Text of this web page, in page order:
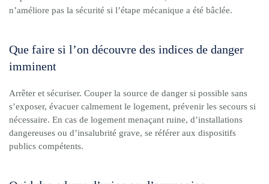
n’améliore pas la sécurité si l’étape mécanique a été bâclée.
Que faire si l’on découvre des indices de danger
imminent
Arrêter et sécuriser. Couper la source de danger si possible sans
s’exposer, évacuer calmement le logement, prévenir les secours si
nécessaire. En cas de logement menaçant ruine, d’installations
dangereuses ou d’insalubrité grave, se référer aux dispositifs
publics compétents.